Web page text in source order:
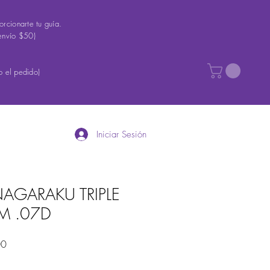
tu guía.
$50)
el pedido)
Iniciar Sesión
TRIPLE
.07D
Precio